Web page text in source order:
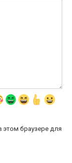
этом браузере для